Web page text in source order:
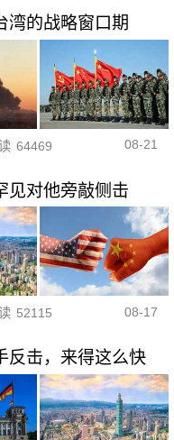
湾的战略窗口期
64469 08-21
见对他旁敲侧击
52115 08-17
反击，来得这么快